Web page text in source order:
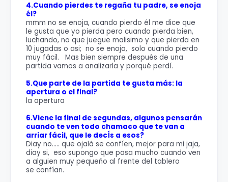
4.Cuando pierdes te regaña tu padre, se enoja
él?
mmm no se enoja, cuando pierdo él me dice que
le gusta que yo pierda pero cuando pierda bien,
luchando, no que juegue malisimo y que pierda en
10 jugadas o asi; no se enoja, solo cuando pierdo
muy fácil. Mas bien siempre después de una
partida vamos a analizarla y porqué perdí.
5.Que parte de la partida te gusta más: la
apertura o el final?
la apertura
6.Viene la final de segundas, algunos pensarán
cuando te ven todo chamaco que te van a
arriar fácil, que le decÍs a esos?
Diay no..... que ojalá se confíen, mejor para mi jaja,
diay si, eso supongo que pasa mucho cuando ven
a alguien muy pequeño al frente del tablero
se confían.